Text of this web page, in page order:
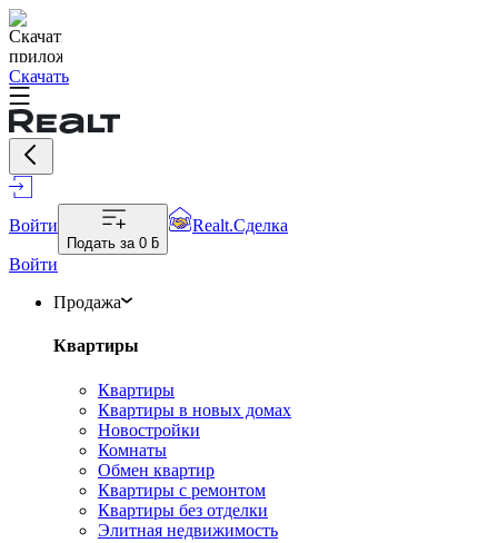
Скачать
Войти
Подать за 0 ƃ
Realt.Сделка
Войти
Продажа
Квартиры
Квартиры
Квартиры в новых домах
Новостройки
Комнаты
Обмен квартир
Квартиры с ремонтом
Квартиры без отделки
Элитная недвижимость